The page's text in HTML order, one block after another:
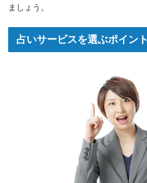
ましょう。
占いサービスを選ぶポイント